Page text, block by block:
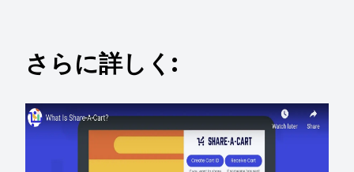
さらに詳しく: